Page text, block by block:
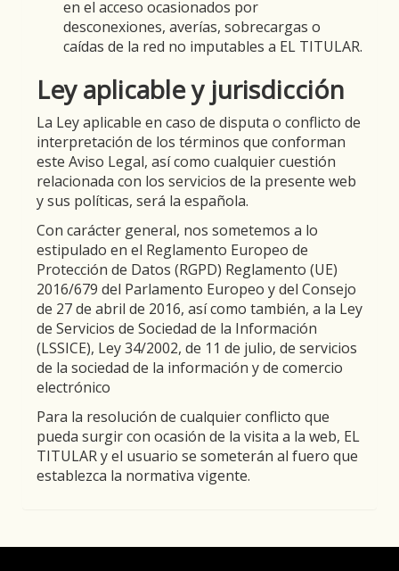
en el acceso ocasionados por
desconexiones, averías, sobrecargas o
caídas de la red no imputables a EL TITULAR.
Ley aplicable y jurisdicción
La Ley aplicable en caso de disputa o conflicto de
interpretación de los términos que conforman
este Aviso Legal, así como cualquier cuestión
relacionada con los servicios de la presente web
y sus políticas, será la española.
Con carácter general, nos sometemos a lo
estipulado en el Reglamento Europeo de
Protección de Datos (RGPD) Reglamento (UE)
2016/679 del Parlamento Europeo y del Consejo
de 27 de abril de 2016, así como también, a la Ley
de Servicios de Sociedad de la Información
(LSSICE), Ley 34/2002, de 11 de julio, de servicios
de la sociedad de la información y de comercio
electrónico
Para la resolución de cualquier conflicto que
pueda surgir con ocasión de la visita a la web, EL
TITULAR y el usuario se someterán al fuero que
establezca la normativa vigente.